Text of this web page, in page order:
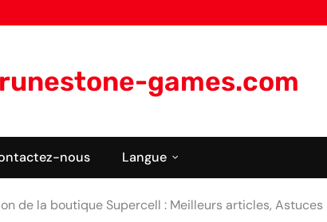
runestone-games.com
nous Langue
de la boutique Supercell : Meilleurs articles, Astuces